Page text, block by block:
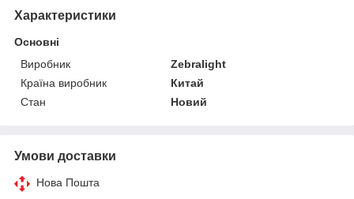
Характеристики
Основні
Виробник
Zebralight
Країна виробник
Китай
Стан
Новий
Умови доставки
Нова Пошта